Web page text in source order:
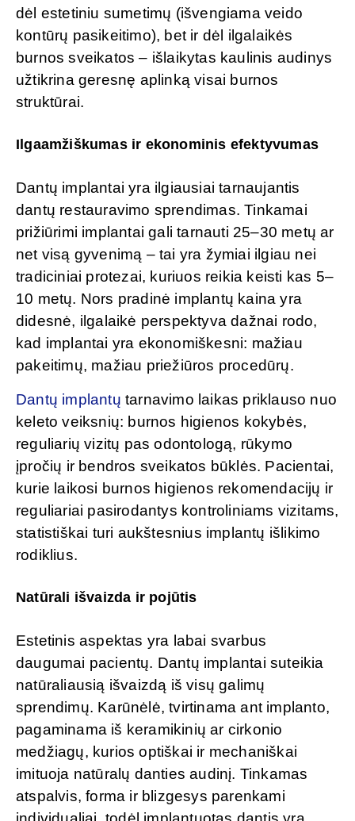
dėl estetiniu sumetimų (išvengiama veido
kontūrų pasikeitimo), bet ir dėl ilgalaikės
burnos sveikatos – išlaikytas kaulinis audinys
užtikrina geresnę aplinką visai burnos
struktūrai.
Ilgaamžiškumas ir ekonominis efektyvumas
Dantų implantai yra ilgiausiai tarnaujantis
dantų restauravimo sprendimas. Tinkamai
prižiūrimi implantai gali tarnauti 25–30 metų ar
net visą gyvenimą – tai yra žymiai ilgiau nei
tradiciniai protezai, kuriuos reikia keisti kas 5–
10 metų. Nors pradinė implantų kaina yra
didesnė, ilgalaikė perspektyva dažnai rodo,
kad implantai yra ekonomiškesni: mažiau
pakeitimų, mažiau priežiūros procedūrų.
Dantų implantų tarnavimo laikas priklauso nuo
keleto veiksnių: burnos higienos kokybės,
reguliarių vizitų pas odontologą, rūkymo
įpročių ir bendros sveikatos būklės. Pacientai,
kurie laikosi burnos higienos rekomendacijų ir
reguliariai pasirodantys kontroliniams vizitams,
statistiškai turi aukštesnius implantų išlikimo
rodiklius.
Natūrali išvaizda ir pojūtis
Estetinis aspektas yra labai svarbus
daugumai pacientų. Dantų implantai suteikia
natūraliausią išvaizdą iš visų galimų
sprendimų. Karūnėlė, tvirtinama ant implanto,
pagaminama iš keramikinių ar cirkonio
medžiagų, kurios optiškai ir mechaniškai
imituoja natūralų danties audinį. Tinkamas
atspalvis, forma ir blizgesys parenkami